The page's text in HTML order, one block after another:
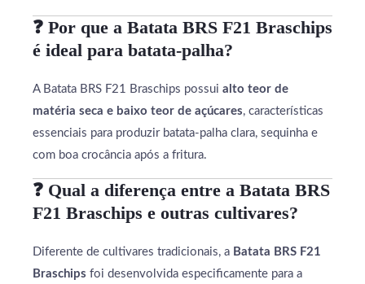
❓ Por que a Batata BRS F21 Braschips
é ideal para batata-palha?
A Batata BRS F21 Braschips possui alto teor de
matéria seca e baixo teor de açúcares, características
essenciais para produzir batata-palha clara, sequinha e
com boa crocância após a fritura.
❓ Qual a diferença entre a Batata BRS
F21 Braschips e outras cultivares?
Diferente de cultivares tradicionais, a Batata BRS F21
Braschips foi desenvolvida especificamente para a